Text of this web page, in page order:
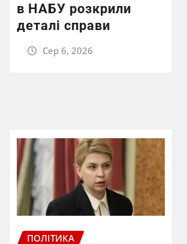
в НАБУ розкрили
деталі справи
Сер 6, 2026
ПОЛІТИКА